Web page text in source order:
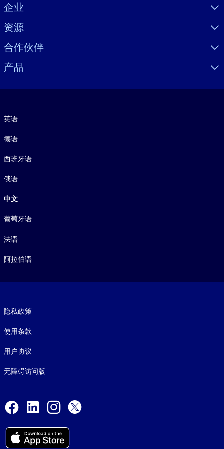
Visually hidden Text
企业
资源
合作伙伴
产品
英语
德语
西班牙语
俄语
中文
葡萄牙语
法语
阿拉伯语
隐私政策
使用条款
用户协议
无障碍访问版
Facebook
LinkedInInstagram